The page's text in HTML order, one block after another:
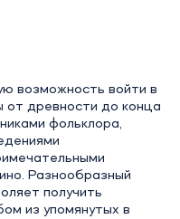
возможность войти в
от древности до конца
фольклора,
Разнообразный
получить
из упомянутых в